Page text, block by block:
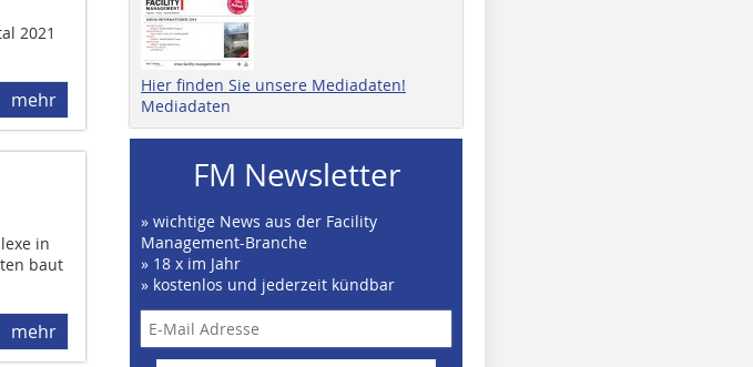
2021
mehr
in
baut
mehr
Hier finden Sie unsere Mediadaten!
Mediadaten
FM Newsletter
» wichtige News aus der Facility
Management-Branche
» 18 x im Jahr
» kostenlos und jederzeit kündbar